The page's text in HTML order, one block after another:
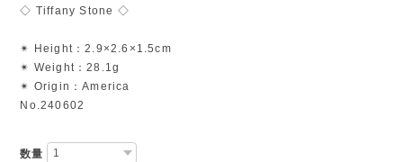
◇ Tiffany Stone ◇
✴︎ Height：2.9×2.6×1.5cm
✴︎ Weight：28.1g
✴︎ Origin：America
No.240602
数量